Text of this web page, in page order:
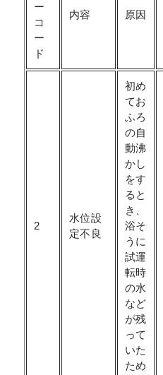
ー
コ
ー
ド
内容 原因
2
水位設
定不良
初め
てお
ふろ
の自
動沸
かし
をす
ると
き、
浴そ
うに
試運
転時
の水
など
が残
って
いた
ため